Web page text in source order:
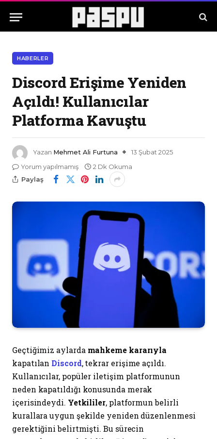
HABERLER
Discord Erişime Yeniden
Açıldı! Kullanıcılar
Platforma Kavuştu
Yazan Mehmet Ali Furtuna
13 Şubat 2025
Yorum yapılmamış
2 Dk Okuma
Paylaş
Geçtiğimiz aylarda mahkeme kararıyla
kapatılan Discord, tekrar erişime açıldı.
Kullanıcılar, popüler iletişim platformunun
neden kapatıldığı konusunda merak
içerisindeydi. Yetkililer, platformun belirli
kurallara uygun şekilde yeniden düzenlenmesi
gerektiğini belirtmişti. Bu sürecin